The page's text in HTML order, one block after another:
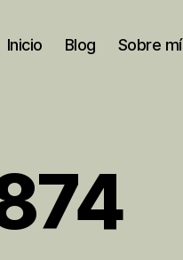
Inicio Blog Sobre mí